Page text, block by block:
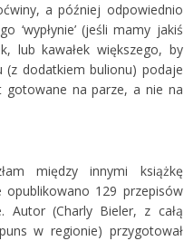
a później odpowiednio
‘wypłynie’ (jeśli mamy jakiś
lub kawałek większego, by
(z dodatkiem bulionu) podaje
gotowane na parze, a nie na
między innymi książkę
opublikowano 129 przepisów
(Charly Bieler, z całą
w regionie) przygotował